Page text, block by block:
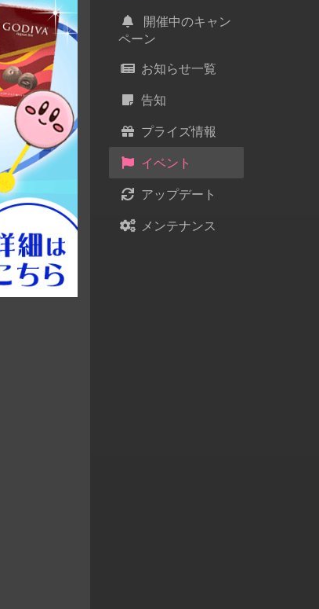
開催中のキャン
ペーン
お知らせ一覧
告知
プライズ情報
イベント
アップデート
メンテナンス